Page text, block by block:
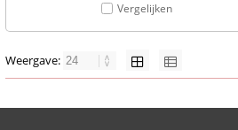
Vergelijken
Weergave: